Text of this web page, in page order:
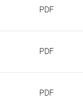
PDF
PDF
PDF